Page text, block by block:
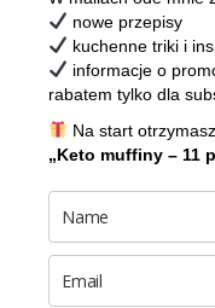
nowe przepisy
kuchenne triki i
informacje o
rabatem tylko dla
Na start
„Keto muffiny – 11